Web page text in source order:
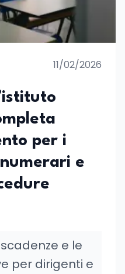
11/02/2026
per i
e
e le
per dirigenti e